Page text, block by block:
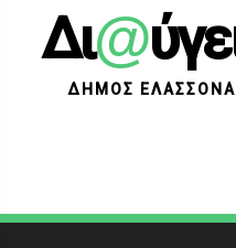
Δι@
ΔΗΜΟΣ